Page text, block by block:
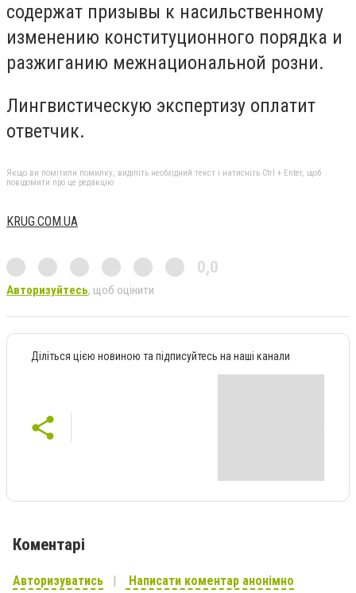
содержат призывы к насильственному
изменению конституционного порядка и
разжиганию межнациональной розни.
Лингвистическую экспертизу оплатит
ответчик.
Якщо ви помітили помилку, виділіть необхідний текст і натисніть Ctrl + Enter, щоб
повідомити про це редакцію
KRUG.COM.UA
0,0
Авторизуйтесь, щоб оцінити
Діліться цією новиною та підписуйтесь на наші канали
Коментарі
Авторизуватись Написати коментар анонімно